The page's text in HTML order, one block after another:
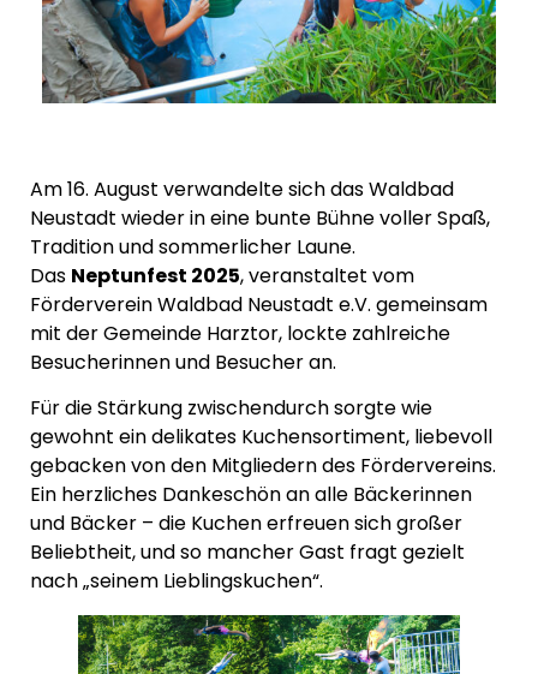
Am 16. August verwandelte sich das Waldbad
Neustadt wieder in eine bunte Bühne voller Spaß,
Tradition und sommerlicher Laune.
Das Neptunfest 2025, veranstaltet vom
Förderverein Waldbad Neustadt e.V. gemeinsam
mit der Gemeinde Harztor, lockte zahlreiche
Besucherinnen und Besucher an.
Für die Stärkung zwischendurch sorgte wie
gewohnt ein delikates Kuchensortiment, liebevoll
gebacken von den Mitgliedern des Fördervereins.
Ein herzliches Dankeschön an alle Bäckerinnen
und Bäcker – die Kuchen erfreuen sich großer
Beliebtheit, und so mancher Gast fragt gezielt
nach „seinem Lieblingskuchen“.